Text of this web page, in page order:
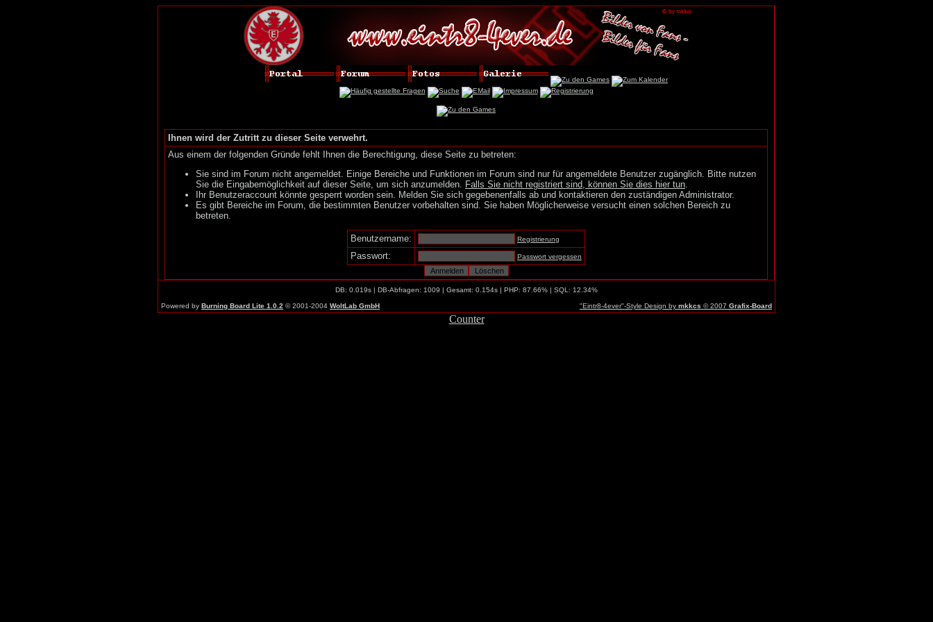
Ihnen wird der Zutritt zu dieser Seite verwehrt.
Aus einem der folgenden Gründe fehlt Ihnen die Berechtigung, diese Seite zu betreten:
Sie sind im Forum nicht angemeldet. Einige Bereiche und Funktionen im Forum sind nur für angemeldete Benutzer zugänglich. Bitte nutzen
Sie die Eingabemöglichkeit auf dieser Seite, um sich anzumelden. Falls Sie nicht registriert sind, können Sie dies hier tun.
Ihr Benutzeraccount könnte gesperrt worden sein. Melden Sie sich gegebenenfalls ab und kontaktieren den zuständigen Administrator.
Es gibt Bereiche im Forum, die bestimmten Benutzer vorbehalten sind. Sie haben Möglicherweise versucht einen solchen Bereich zu
betreten.
Benutzername: Registrierung
Passwort: Passwort vergessen
DB: 0.019s | DB-Abfragen: 1009 | Gesamt: 0.154s | PHP: 87.66% | SQL: 12.34%
Powered by Burning Board Lite 1.0.2 © 2001-2004 WoltLab GmbH "Eintr8-4ever"-Style Design by mkkcs © 2007 Grafix-Board
Counter